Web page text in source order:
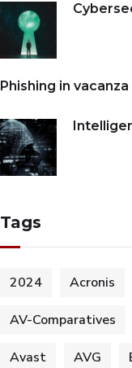
Phishing in vacanza
Tags
2024 Acronis
AV-Comparatives
Avast AVG